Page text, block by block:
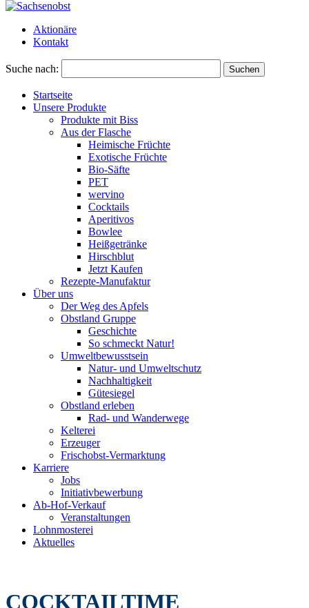
Aktionäre
Kontakt
Suche nach: Suchen
Startseite
Unsere Produkte
Produkte mit Biss
Aus der Flasche
Heimische Früchte
Exotische Früchte
Bio-Säfte
PET
wervino
Cocktails
Aperitivos
Bowlee
Heißgetränke
Hirschblut
Jetzt Kaufen
Rezepte-Manufaktur
Über uns
Der Weg des Apfels
Obstland Gruppe
Geschichte
So schmeckt Natur!
Umweltbewusstsein
Natur- und Umweltschutz
Nachhaltigkeit
Gütesiegel
Obstland erleben
Rad- und Wanderwege
Kelterei
Erzeuger
Frischobst-Vermarktung
Karriere
Jobs
Initiativbewerbung
Ab-Hof-Verkauf
Veranstaltungen
Lohnmosterei
Aktuelles
COCKTAILTIME